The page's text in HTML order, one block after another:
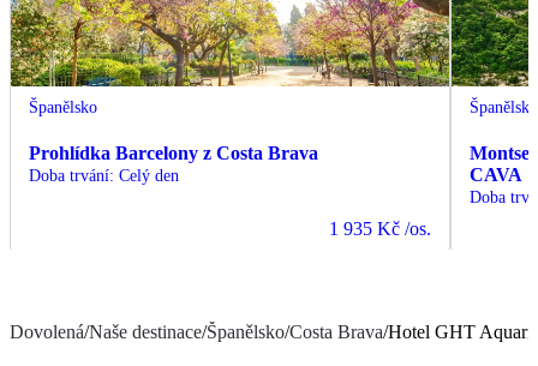
Španělsko
Prohlídka Barcelony z Costa Brava
Doba trvání: Celý den
1 935 Kč /os.
Španělsko
CAVA
Doba
Dovolená/Naše destinace/Španělsko/Costa Brava/Hotel GHT